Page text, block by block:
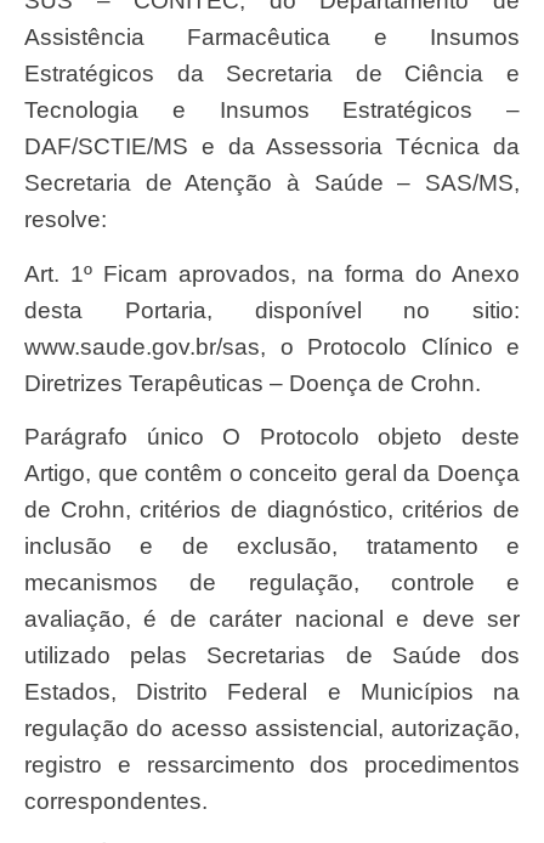
Assistência Farmacêutica e Insumos
Estratégicos da Secretaria de Ciência e
Tecnologia e Insumos Estratégicos –
DAF/SCTIE/MS e da Assessoria Técnica da
Secretaria de Atenção à Saúde – SAS/MS,
resolve:
Art. 1º Ficam aprovados, na forma do Anexo
desta Portaria, disponível no sitio:
www.saude.gov.br/sas, o Protocolo Clínico e
Diretrizes Terapêuticas – Doença de Crohn.
Parágrafo único O Protocolo objeto deste
Artigo, que contêm o conceito geral da Doença
de Crohn, critérios de diagnóstico, critérios de
inclusão e de exclusão, tratamento e
mecanismos de regulação, controle e
avaliação, é de caráter nacional e deve ser
utilizado pelas Secretarias de Saúde dos
Estados, Distrito Federal e Municípios na
regulação do acesso assistencial, autorização,
registro e ressarcimento dos procedimentos
correspondentes.